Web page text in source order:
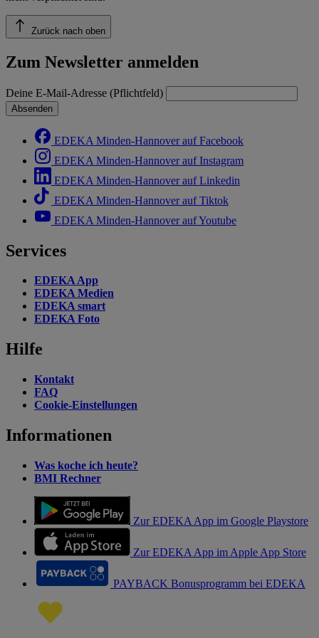
Zurück nach oben
Zum Newsletter anmelden
Deine E-Mail-Adresse (Pflichtfeld)
Absenden
EDEKA Minden-Hannover auf Facebook
EDEKA Minden-Hannover auf Instagram
EDEKA Minden-Hannover auf Linkedin
EDEKA Minden-Hannover auf Tiktok
EDEKA Minden-Hannover auf Youtube
Services
EDEKA App
EDEKA Medien
EDEKA smart
EDEKA Foto
Hilfe
Kontakt
FAQ
Cookie-Einstellungen
Informationen
Was koche ich heute?
BMI Rechner
Zur EDEKA App im Google Playstore
Zur EDEKA App im Apple App Store
PAYBACK Bonusprogramm bei EDEKA